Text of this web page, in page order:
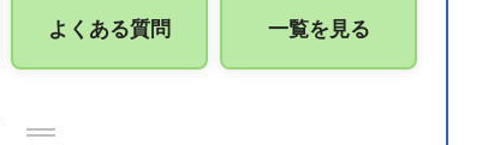
よくある質問 一覧を見る
手続きナビ AIチャットボット